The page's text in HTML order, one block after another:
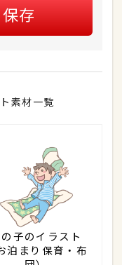
存
素材一覧
子のイラスト
泊まり保育・布